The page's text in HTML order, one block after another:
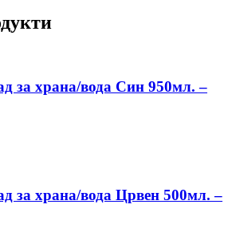
за храна/вода Син 950мл. –
за храна/вода Црвен 500мл. –